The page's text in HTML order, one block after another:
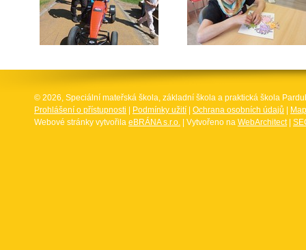
© 2026, Speciální mateřská škola, základní škola a praktická škola
Prohlášení o přístupnosti
Podmínky užití Ochrana osobních údajů
Webové stránky vytvořila eBRÁNA s.r.o. | Vytvořeno na WebArchitect|